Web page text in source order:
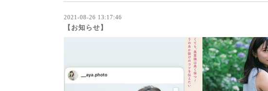
2021-08-26 13:17:46
【お知らせ】